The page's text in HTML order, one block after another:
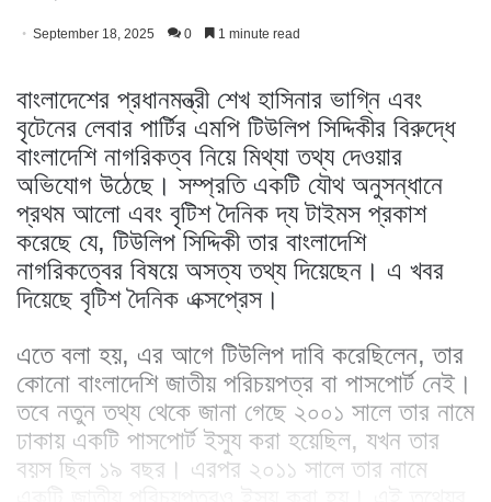
September 18, 2025 0 1 minute read
বাংলাদেশের প্রধানমন্ত্রী শেখ হাসিনার ভাগ্নি এবং
বৃটেনের লেবার পার্টির এমপি টিউলিপ সিদ্দিকীর বিরুদ্ধে
বাংলাদেশি নাগরিকত্ব নিয়ে মিথ্যা তথ্য দেওয়ার
অভিযোগ উঠেছে। সম্প্রতি একটি যৌথ অনুসন্ধানে
প্রথম আলো এবং বৃটিশ দৈনিক দ্য টাইমস প্রকাশ
করেছে যে, টিউলিপ সিদ্দিকী তার বাংলাদেশি
নাগরিকত্বের বিষয়ে অসত্য তথ্য দিয়েছেন। এ খবর
দিয়েছে বৃটিশ দৈনিক এক্সপ্রেস।
এতে বলা হয়, এর আগে টিউলিপ দাবি করেছিলেন, তার
কোনো বাংলাদেশি জাতীয় পরিচয়পত্র বা পাসপোর্ট নেই।
তবে নতুন তথ্য থেকে জানা গেছে ২০০১ সালে তার নামে
ঢাকায় একটি পাসপোর্ট ইস্যু করা হয়েছিল, যখন তার
বয়স ছিল ১৯ বছর। এরপর ২০১১ সালে তার নামে